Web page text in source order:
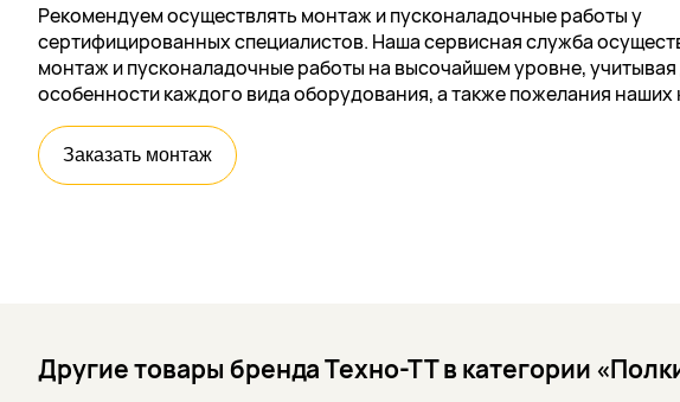
Рекомендуем осуществлять монтаж и пусконаладочные работы у
сертифицированных специалистов. Наша сервисная служба
монтаж и пусконаладочные работы на высочайшем уровне, учитывая
особенности каждого вида оборудования, а также пожелания наших
Заказать монтаж
Другие товары бренда Техно-ТТ в категории